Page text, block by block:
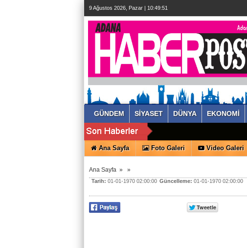
9 Ağustos 2026, Pazar | 10:49:51
GÜNDEM SİYASET DÜNYA EKONOMİ
Ana Sayfa Foto Galeri Video Galeri
Ana Sayfa » »
Tarih: 01-01-1970 02:00:00 Güncelleme: 01-01-1970 02:00:00